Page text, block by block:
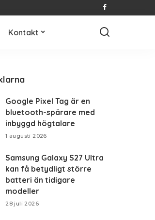
Kontakt
Google Pixel Tag är en
bluetooth-spårare med
inbyggd högtalare
1 augusti 2026
Samsung Galaxy S27 Ultra
kan få betydligt större
batteri än tidigare
modeller
28 juli 2026